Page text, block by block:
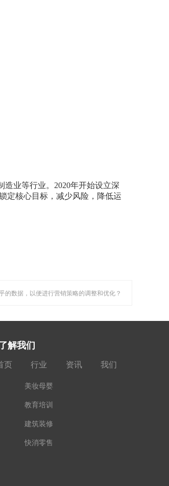
业等行业。2020年开始设立深
定核心目标，减少风险，降低运
的数据，以便进行营销策略的调整和优化？
解我们
页 行业
美妆母婴
教育培训
建筑装修
快消零售
资讯 我们